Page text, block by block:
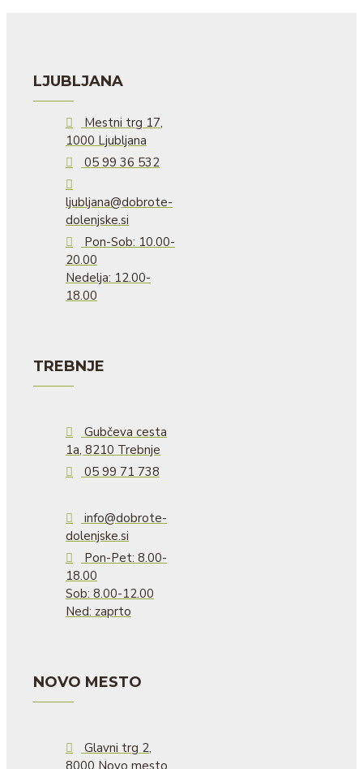
LJUBLJANA
Mestni trg 17,
1000 Ljubljana
05 99 36 532
ljubljana@dobrote-
dolenjske.si
Pon-Sob: 10.00-
20.00
Nedelja: 12.00-
18.00
TREBNJE
Gubčeva cesta
1a, 8210 Trebnje
05 99 71 738
info@dobrote-
dolenjske.si
Pon-Pet: 8.00-
18.00
Sob: 8.00-12.00
Ned: zaprto
NOVO MESTO
Glavni trg 2,